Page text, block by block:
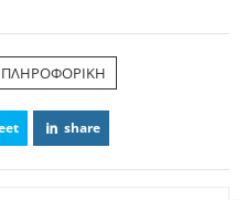
ΠΛΗΡΟΦΟΡΙΚΗ
share